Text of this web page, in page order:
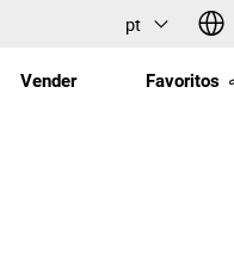
pt
Vender Favoritos